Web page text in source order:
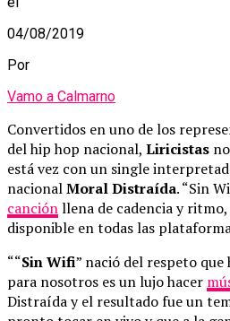
04/08/2019
Por
Vamo a Calmarno
Convertidos en uno de los
del hip hop nacional, Liricistas
está vez con un single
nacionalMoral Distraída. “Sin
canciónllena de cadencia y ritmo,
disponible en todas las
““Sin Wifi” nació del respeto que
para nosotros es un lujo hacer
Distraída y el resultado fue un